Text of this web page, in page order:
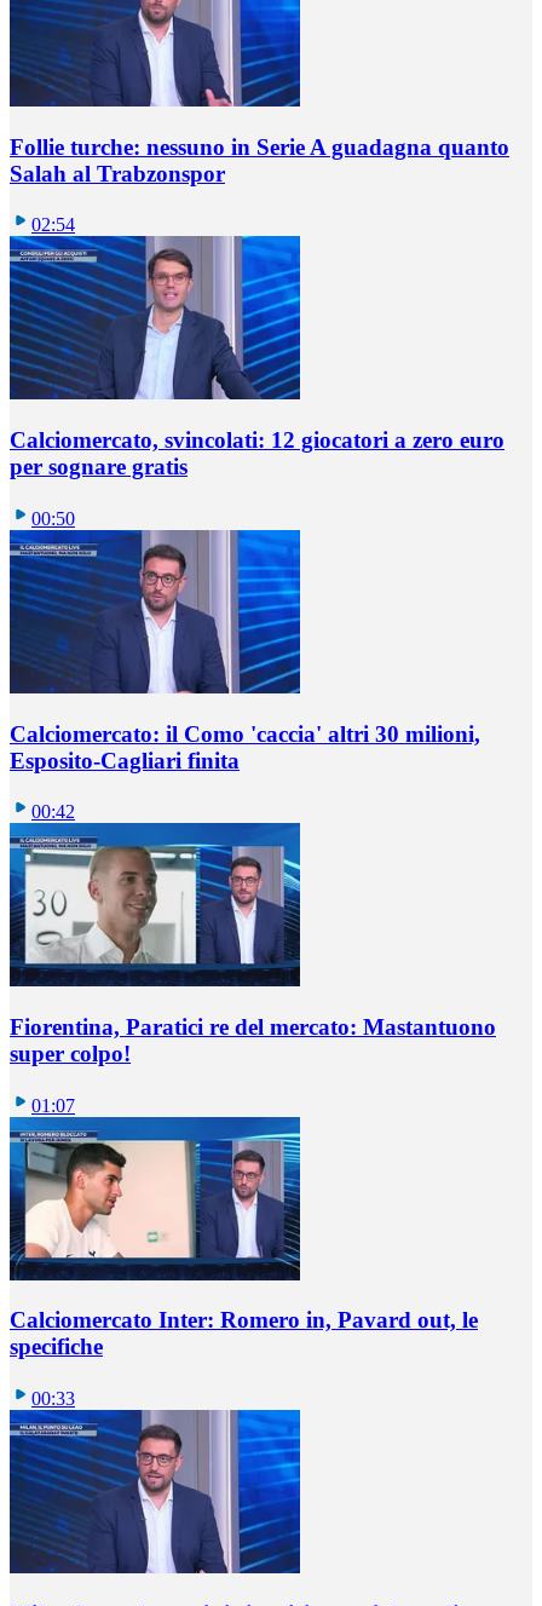
Follie turche: nessuno in Serie A guadagna quanto
Salah al Trabzonspor
02:54
Calciomercato, svincolati: 12 giocatori a zero euro
per sognare gratis
00:50
Calciomercato: il Como 'caccia' altri 30 milioni,
Esposito-Cagliari finita
00:42
Fiorentina, Paratici re del mercato: Mastantuono
super colpo!
01:07
Calciomercato Inter: Romero in, Pavard out, le
specifiche
00:33